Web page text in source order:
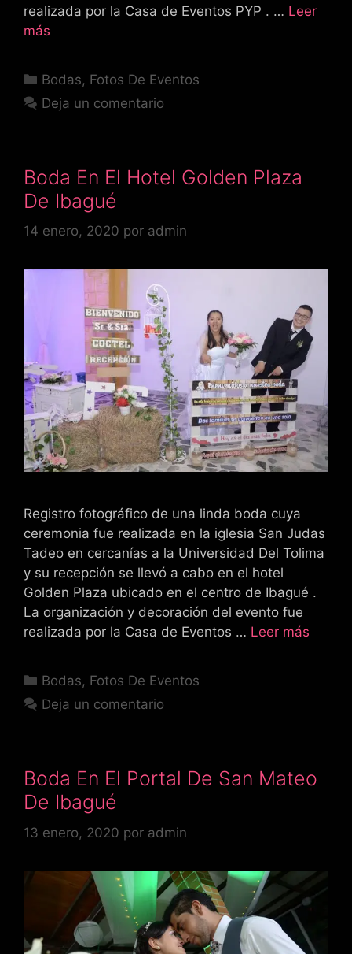
realizada por la Casa de Eventos PYP . … Leer
más
Categorías
Bodas, Fotos De Eventos
Deja un comentario
Boda En El Hotel Golden Plaza
De Ibagué
14 enero, 2020 por admin
Registro fotográfico de una linda boda cuya
ceremonia fue realizada en la iglesia San Judas
Tadeo en cercanías a la Universidad Del Tolima
y su recepción se llevó a cabo en el hotel
Golden Plaza ubicado en el centro de Ibagué .
La organización y decoración del evento fue
realizada por la Casa de Eventos … Leer más
Categorías
Bodas, Fotos De Eventos
Deja un comentario
Boda En El Portal De San Mateo
De Ibagué
13 enero, 2020 por admin